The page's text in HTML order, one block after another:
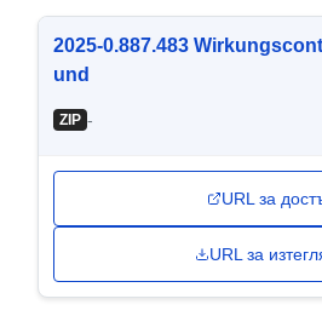
2025-0.887.483
und
ZIP -
URL за
URL за